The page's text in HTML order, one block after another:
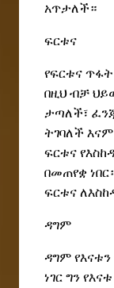
አጥታለች።
ፍርቱና
የፍርቱና ጥፋት
በዚህ ብቻ
ታጣለች፣
ትገባለች
ፍርቱና
በመጠየቋ
ፍርቱና
ዳግም
ዳግም
ነገር ግን